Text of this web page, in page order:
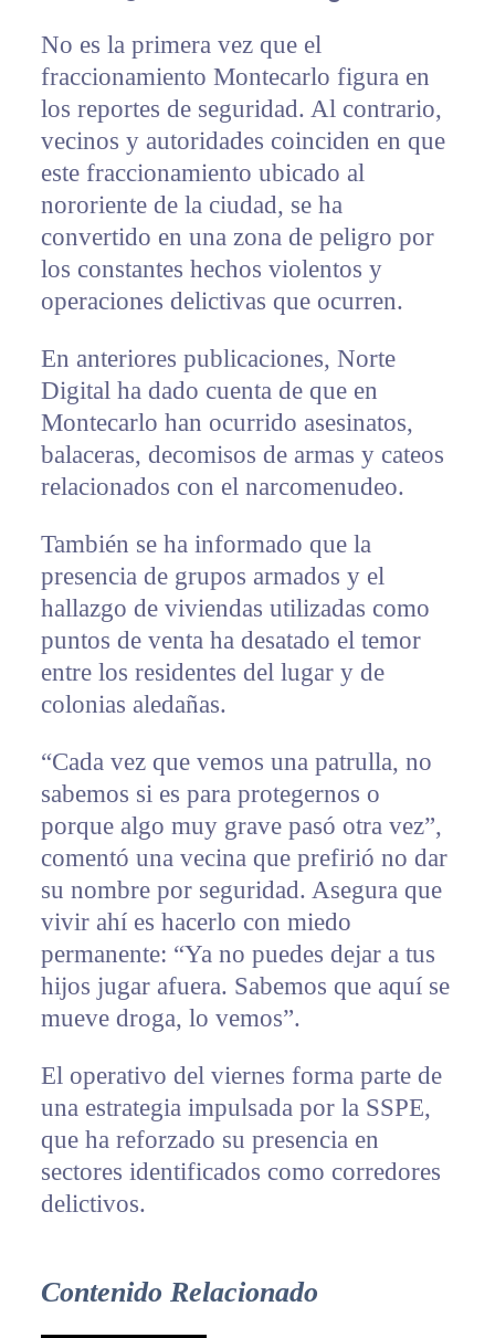
No es la primera vez que el
fraccionamiento Montecarlo figura en
los reportes de seguridad. Al contrario,
vecinos y autoridades coinciden en que
este fraccionamiento ubicado al
nororiente de la ciudad, se ha
convertido en una zona de peligro por
los constantes hechos violentos y
operaciones delictivas que ocurren.
En anteriores publicaciones, Norte
Digital ha dado cuenta de que en
Montecarlo han ocurrido asesinatos,
balaceras, decomisos de armas y cateos
relacionados con el narcomenudeo.
También se ha informado que la
presencia de grupos armados y el
hallazgo de viviendas utilizadas como
puntos de venta ha desatado el temor
entre los residentes del lugar y de
colonias aledañas.
“Cada vez que vemos una patrulla, no
sabemos si es para protegernos o
porque algo muy grave pasó otra vez”,
comentó una vecina que prefirió no dar
su nombre por seguridad. Asegura que
vivir ahí es hacerlo con miedo
permanente: “Ya no puedes dejar a tus
hijos jugar afuera. Sabemos que aquí se
mueve droga, lo vemos”.
El operativo del viernes forma parte de
una estrategia impulsada por la SSPE,
que ha reforzado su presencia en
sectores identificados como corredores
delictivos.
Contenido Relacionado